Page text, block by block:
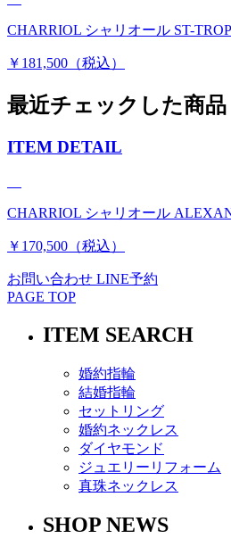
CHARRIOL シャリオール ST-
￥181,500（税込）
最近チェックした商品
ITEM DETAIL
CHARRIOL シャリオール
￥170,500（税込）
お問い合わせ LINE予約
PAGE TOP
ITEM SEARCH
婚約指輪
結婚指輪
セットリング
婚約ネックレス
ダイヤモンド
ジュエリーリフォーム
真珠ネックレス
SHOP NEWS